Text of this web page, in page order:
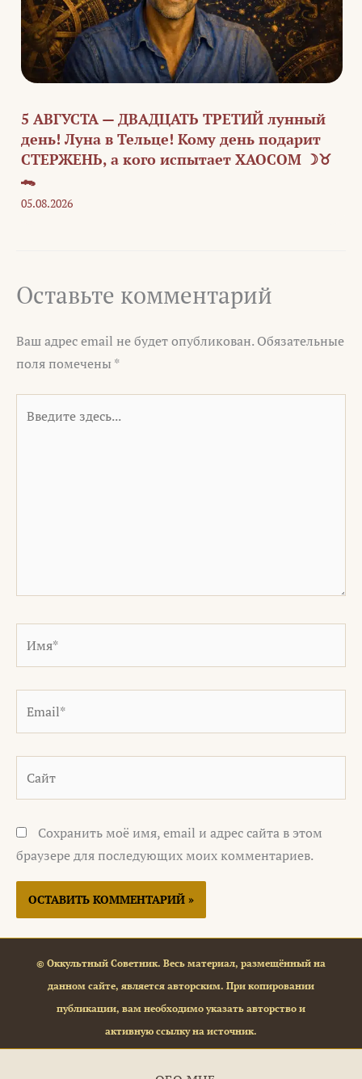
5 АВГУСТА — ДВАДЦАТЬ ТРЕТИЙ лунный
день! Луна в Тельце! Кому день подарит
СТЕРЖЕНЬ, а кого испытает ХАОСОМ ☽♉
🐊
05.08.2026
Оставьте комментарий
Ваш адрес email не будет опубликован. Обязательные
поля помечены *
здесь...
Сохранить моё имя, email и адрес сайта в этом
браузере для последующих моих комментариев.
© Оккультный Советник. Весь материал, размещённый на
данном сайте, является авторским. При копировании
публикации, вам необходимо указать авторство и
активную ссылку на источник.